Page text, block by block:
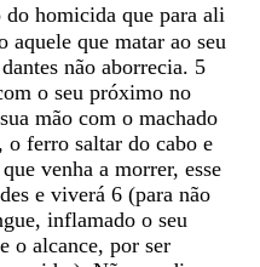
do homicida que para ali
aquele que matar ao seu
dantes não aborrecia. 5
o seu próximo no
sua mão com o machado
, o ferro saltar do cabo e
que venha a morrer, esse
e viverá 6 (para não
, inflamado o seu
e o alcance, por ser